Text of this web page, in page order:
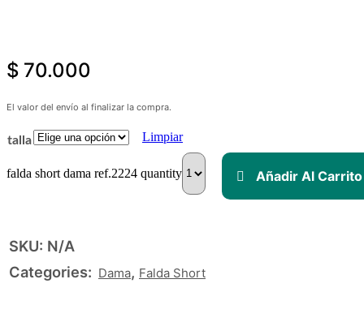
$ 70.000
El valor del envío al finalizar la compra.
talla Limpiar
falda short dama ref.2224 quantity Añadir Al Carrito
SKU: N/A
Categories: Dama, Falda Short